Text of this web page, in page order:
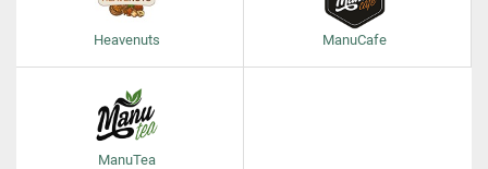
Heavenuts ManuCafe
ManuTea